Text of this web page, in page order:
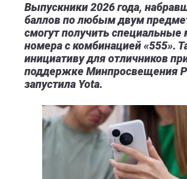
Выпускники 2026 года,
баллов по любым двум
смогут получить
номера с комбинацией «555».
инициативу для отличников
поддержке Минпросвещения
запустила Yota.